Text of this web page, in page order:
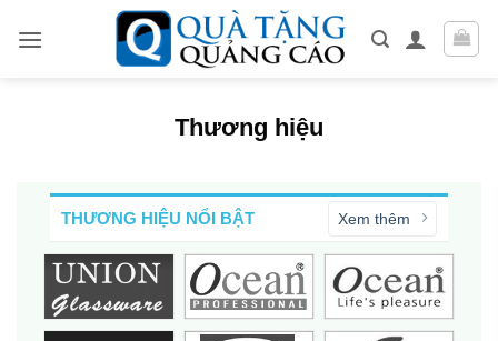
Thương hiệu
THƯƠNG HIỆU NỔI BẬT Xem thêm